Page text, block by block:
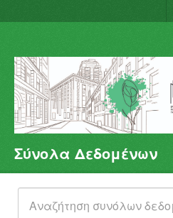
Σύνολα Δεδομένων
Φορείς
Ομάδες
Σύνολα Δεδομένων